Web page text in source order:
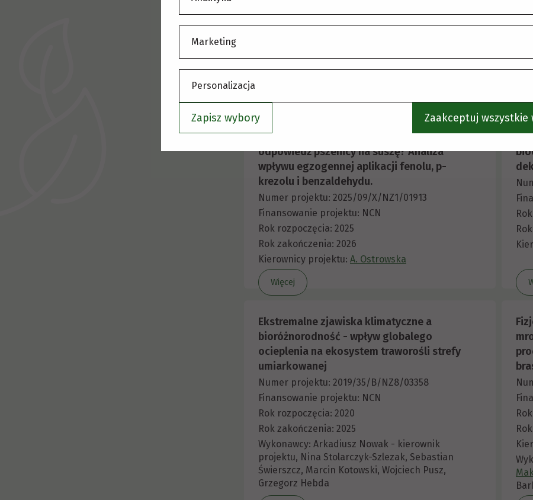
Finansowanie projektu: NCN MINIATURA 9
Rok rozpoczęcia: 2025
Kierownicy projektu:K. Laskoś
Czy lotne benzenoidy mogą modulować
odpowiedź pszenicy na suszę? Analiza
wpływu egzogennej aplikacji fenolu, p-
krezolu i benzaldehydu.
Numer projektu: 2025/09/X/NZ1/01913
Finansowanie projektu: NCN
Rok rozpoczęcia: 2025
Rok zakończenia: 2026
Kierownicy projektu: A. Ostrowska
Więcej
Ekstremalne zjawiska klimatyczne a
bioróżnorodność - wpływ globalego
ocieplenia na ekosystem traworośli strefy
umiarkowanej
Numer projektu: 2019/35/B/NZ8/03358
Finansowanie projektu: NCN
Rok rozpoczęcia: 2020
Rok zakończenia: 2025
Wykonawcy: Arkadiusz Nowak - kierownik
projektu, Nina Stolarczyk-Szlezak, Sebastian
Świerszcz, Marcin Kotowski, Wojciech Pusz,
Grzegorz Hebda
Marketing
Personalizacja
Zapisz wybory Zaakceptuj wszystkie